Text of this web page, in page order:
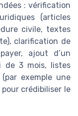
: vérification
(articles
civile, textes
clarification de
ajout d’un
de 3 mois, listes
exemple une
crédibiliser le